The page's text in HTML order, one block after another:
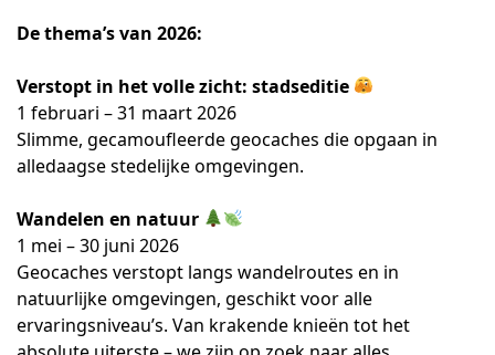
De thema’s van 2026:
Verstopt in het volle zicht: stadseditie
1 februari – 31 maart 2026
Slimme, gecamoufleerde geocaches die opgaan in
alledaagse stedelijke omgevingen.
Wandelen en natuur
1 mei – 30 juni 2026
Geocaches verstopt langs wandelroutes en in
natuurlijke omgevingen, geschikt voor alle
ervaringsniveau’s. Van krakende knieën tot het